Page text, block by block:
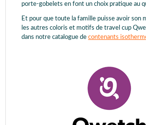
porte-gobelets en font un choix pratique au
Et pour que toute la famille puisse avoir son
les autres coloris et motifs de travel cup
dans notre catalogue de contenants